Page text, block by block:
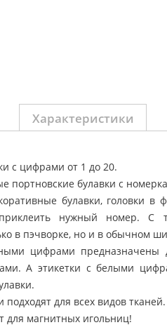
Характеристики
с цифрами от 1 до 20.
портновские булавки с
булавки, головки в
нужный номер. С
в пэчворке, но и в обычном
цифрами предназначены
А этикетки с белыми
для всех видов тканей.
для магнитных игольниц!